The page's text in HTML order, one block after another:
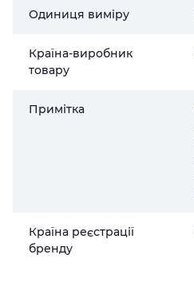
Одиниця виміру
Країна-виробник
товару
Примітка
Країна реєстрації
бренду